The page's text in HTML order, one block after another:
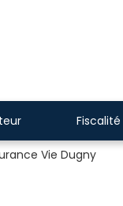
Fiscalité
Vie Dugny